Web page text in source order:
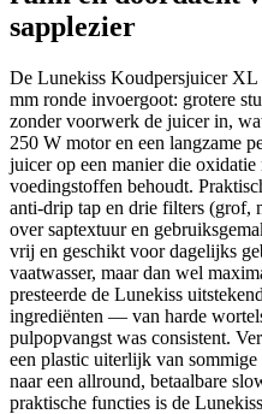
sapplezier
De Lunekiss Koudpersjuicer
mm ronde invoergoot: grotere
zonder voorwerk de juicer in,
250 W motor en een langzame
juicer op een manier die oxidatie
voedingstoffen behoudt.
anti-drip tap en drie filters (grof,
over saptextuur en
vrij en geschikt voor dagelijks
vaatwasser, maar dan wel
presteerde de Lunekiss
ingrediënten — van harde
pulpopvangst was consistent.
een plastic uiterlijk van
naar een allround, betaalbare
praktische functies is de